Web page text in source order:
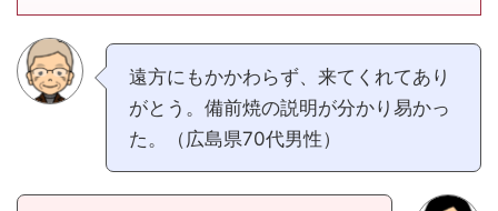
遠方にもかかわらず、来てくれてあり
がとう。備前焼の説明が分かり易かっ
た。（広島県70代男性）